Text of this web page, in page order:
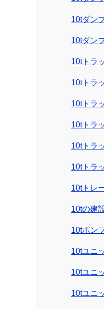
10tダン
10tダン
10tトラ
10tトラ
10tトラ
10tトラ
10tトラ
10tトラ
10tトレ
10tの建
10tポン
10tユニ
10tユニ
10tユニ